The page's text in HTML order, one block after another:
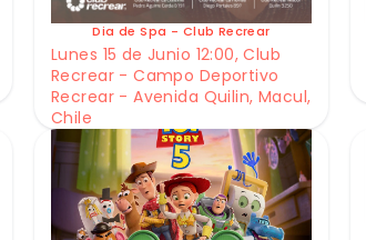
Dia de Spa - Club Recrear
Lunes 15 de Junio 12:00, Club
Recrear - Campo Deportivo
Recrear - Avenida Quilin, Macul,
Chile